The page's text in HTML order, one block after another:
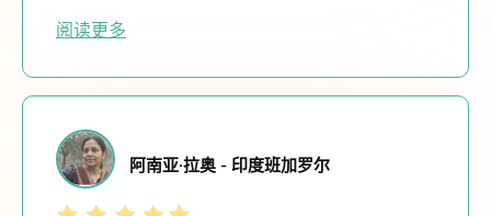
阅读更多
阿南亚·拉奥 - 印度班加罗尔